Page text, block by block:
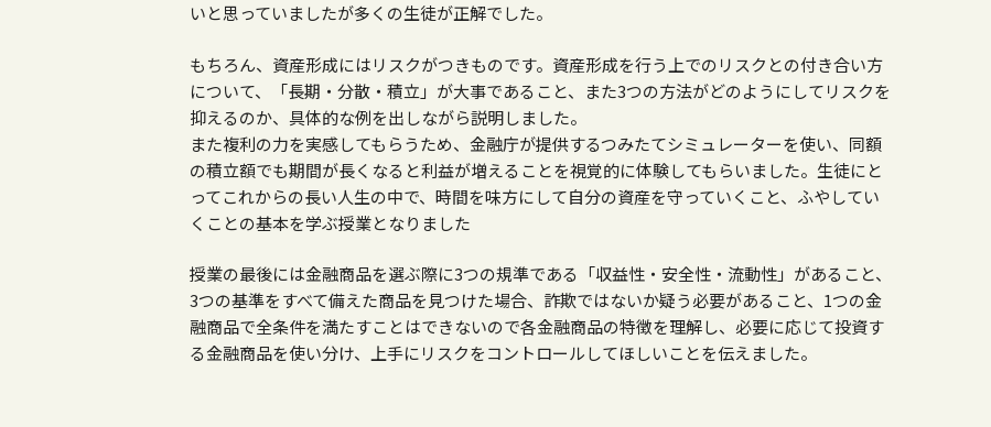
いと思っていましたが多くの生徒が正解でした。
もちろん、資産形成にはリスクがつきものです。資産形成を行う上でのリスクとの付き合い方
について、「長期・分散・積立」が大事であること、また3つの方法がどのようにしてリスクを
抑えるのか、具体的な例を出しながら説明しました。
また複利の力を実感してもらうため、金融庁が提供するつみたてシミュレーターを使い、同額
の積立額でも期間が長くなると利益が増えることを視覚的に体験してもらいました。生徒にと
ってこれからの長い人生の中で、時間を味方にして自分の資産を守っていくこと、ふやしてい
くことの基本を学ぶ授業となりました
授業の最後には金融商品を選ぶ際に3つの規準である「収益性・安全性・流動性」があること、
3つの基準をすべて備えた商品を見つけた場合、詐欺ではないか疑う必要があること、 1つの金
融商品で全条件を満たすことはできないので各金融商品の特徴を理解し、必要に応じて投資す
る金融商品を使い分け、上手にリスクをコントロールしてほしいことを伝えました。